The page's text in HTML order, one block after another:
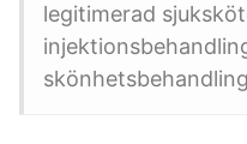
legitimerad